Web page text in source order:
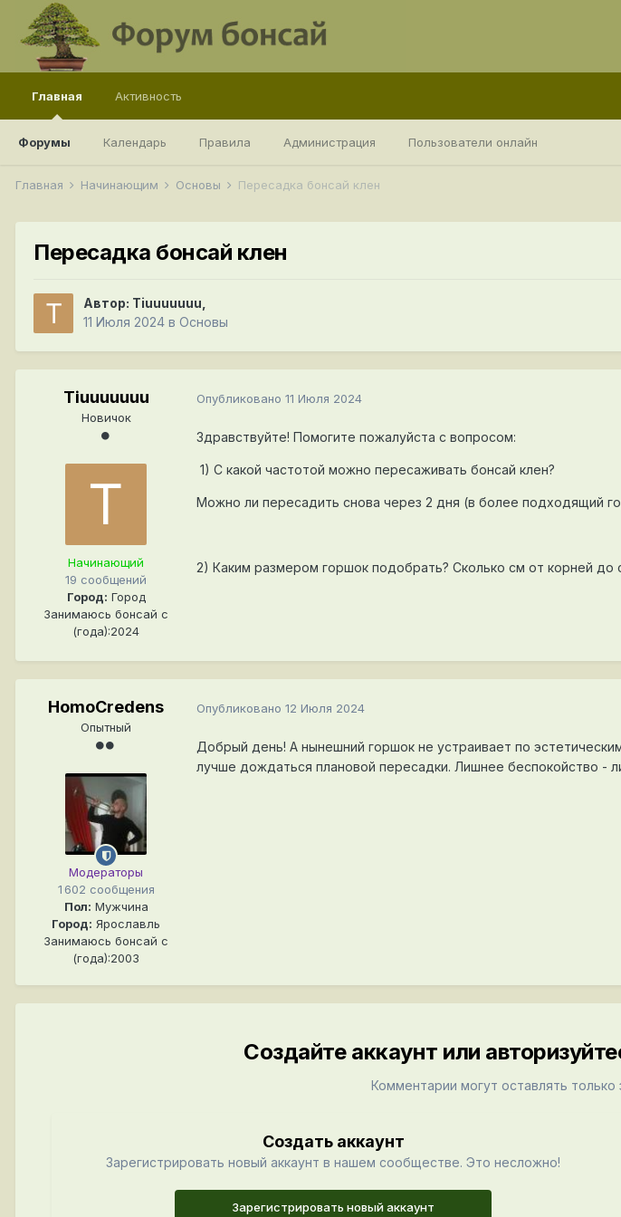
Главная
Форумы Календарь Правила Администрация Пользователи онлайн
Активность
Главная Начинающим Основы Пересадка бонсай клен
Пересадка бонсай клен
Автор: Tiuuuuuuu
11 Июля 2024 в Основы
Tiuuuuuuu
Новичок
Начинающий
19 сообщений
Город: Город
Занимаюсь бонсай с
(года):2024
Опубликовано 11 Июля 2024
Здравствуйте! Помогите пожалуйста с вопросом:
1) С какой частотой можно пересаживать бонсай клен?
Можно ли пересадить снова через 2 дня (в более подходящий
2) Каким размером горшок подобрать? Сколько см от корней
HomoCredens
Опытный
Модераторы
1 602 сообщения
Пол: Мужчина
Город: Ярославль
Занимаюсь бонсай с
(года):2003
Опубликовано 12 Июля 2024
Добрый день! А нынешний горшок не устраивает по
лучше дождаться плановой пересадки. Лишнее беспокойство -
Создайте аккаунт или
Комментарии могут оставлять
Создать аккаунт
Зарегистрировать новый аккаунт в нашем сообществе. Это несложно!
Зарегистрировать новый аккаунт